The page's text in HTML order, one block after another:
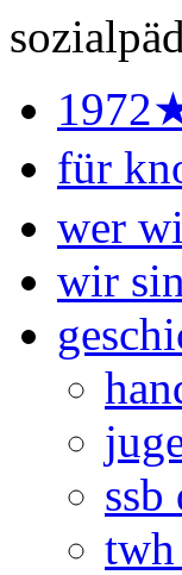
für
wer
wir
ssb